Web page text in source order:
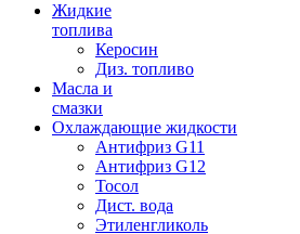
Жидкие
топлива
Керосин
Диз. топливо
Масла и
смазки
Охлаждающие жидкости
Антифриз G11
Антифриз G12
Тосол
Дист. вода
Этиленгликоль